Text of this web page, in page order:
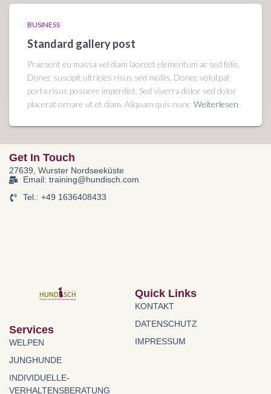
BUSINESS
Standard gallery post
Praesent eu massa vel diam laoreet elementum ac sed felis.
Donec suscipit ultricies risus sed mollis. Donec volutpat
porta risus posuere imperdiet. Sed viverra dolor sed dolor
placerat ornare ut et diam. Aliquam quis nunc Weiterlesen
Services
WELPEN
JUNGHUNDE
INDIVIDUELLE-
VERHALTENSBERATUNG
Quick Links
KONTAKT
DATENSCHUTZ
IMPRESSUM
Get In Touch
27639, Wurster Nordseeküste
Email: training@hundisch.com
Tel.: +49 1636408433